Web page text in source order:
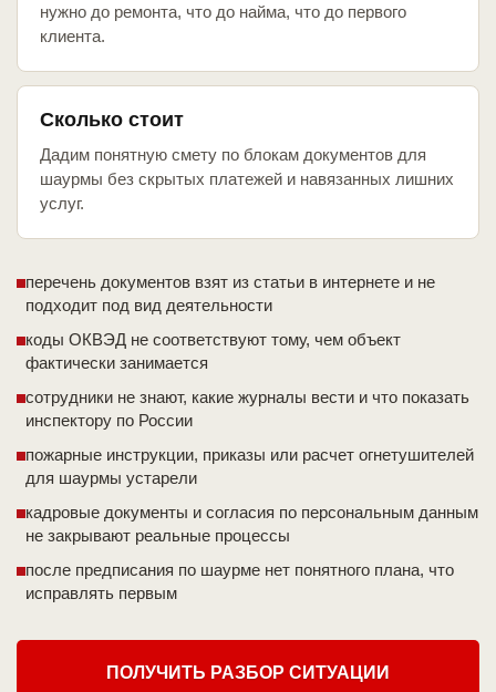
нужно до ремонта, что до найма, что до первого
клиента.
Сколько стоит
Дадим понятную смету по блокам документов для
шаурмы без скрытых платежей и навязанных лишних
услуг.
перечень документов взят из статьи в интернете и не
подходит под вид деятельности
коды ОКВЭД не соответствуют тому, чем объект
фактически занимается
сотрудники не знают, какие журналы вести и что показать
инспектору по России
пожарные инструкции, приказы или расчет огнетушителей
для шаурмы устарели
кадровые документы и согласия по персональным данным
не закрывают реальные процессы
после предписания по шаурме нет понятного плана, что
исправлять первым
ПОЛУЧИТЬ РАЗБОР СИТУАЦИИ